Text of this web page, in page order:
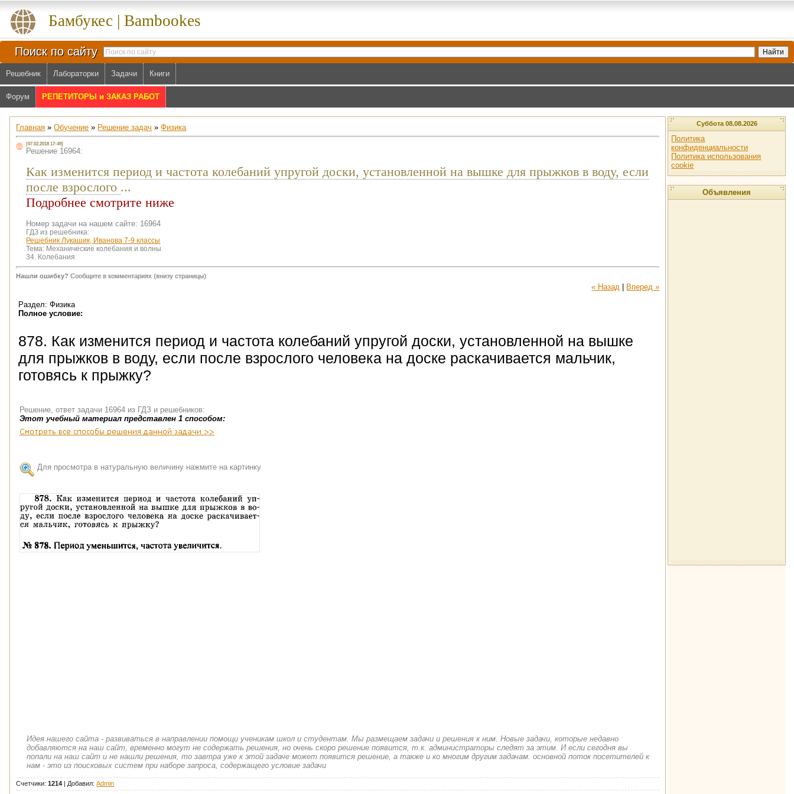
Бамбукес | Bambookes
Поиск по сайту
Решебник Лабораторки Задачи Книги
Форум РЕПЕТИТОРЫ и ЗАКАЗ РАБОТ
Главная »Обучение » Решение задач »Физика
[07.02.2018 17:49]
Решение 16964:
Как изменится период и частота колебаний упругой доски, установленной на вышке для прыжков в воду, если
после взрослого ...
Подробнее смотрите ниже
Номер задачи на нашем сайте: 16964
ГДЗ из решебника:
Решебник Лукашик, Иванова 7-9 классы
Тема: Механические колебания и волны
34. Колебания
Нашли ошибку? Сообщите в комментариях (внизу страницы)
« Назад
Вперед »
Раздел: Физика
Полное условие:
878. Как изменится период и частота колебаний упругой доски, установленной на вышке
для прыжков в воду, если после взрослого человека на доске раскачивается мальчик,
готовясь к прыжку?
Решение, ответ задачи 16964 из ГДЗ и решебников:
Этот учебный материал представлен 1 способом:
Для просмотра в натуральную величину нажмите на картинку
Идея нашего сайта - развиваться в направлении помощи ученикам школ и студентам. Мы размещаем задачи и решения к ним. Новые задачи, которые недавно
добавляются на наш сайт, временно могут не содержать решения, но очень скоро решение появится, т.к. администраторы следят за этим. И если сегодня вы
попали на наш сайт и не нашли решения, то завтра уже к этой задаче может появится решение, а также и ко многим другим задачам. основной поток посетителей к
нам - это из поисковых систем при наборе запроса, содержащего условие задачи
Счетчики:1214 | Добавил:Admin
Суббота 08.08.2026
Политика
конфиденциальности
Политика использования
cookie
Объявления